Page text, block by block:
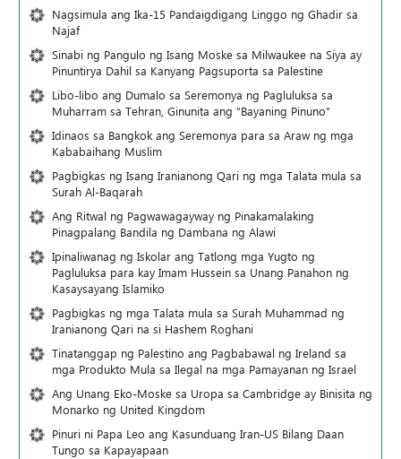
Nagsimula ang Ika-15 Pandaigdigang Linggo ng Ghadir sa
Najaf
Sinabi ng Pangulo ng Isang Moske sa Milwaukee na Siya ay
Pinuntirya Dahil sa Kanyang Pagsuporta sa Palestine
Libo-libo ang Dumalo sa Seremonya ng Pagluluksa sa
Muharram sa Tehran, Ginunita ang “Bayaning Pinuno”
Idinaos sa Bangkok ang Seremonya para sa Araw ng mga
Kababaihang Muslim
Pagbigkas ng Isang Iranianong Qari ng mga Talata mula sa
Surah Al-Baqarah
Ang Ritwal ng Pagwawagayway ng Pinakamalaking
Pinagpalang Bandila ng Dambana ng Alawi
Ipinaliwanag ng Iskolar ang Tatlong mga Yugto ng
Pagluluksa para kay Imam Hussein sa Unang Panahon ng
Kasaysayang Islamiko
Pagbigkas ng mga Talata mula sa Surah Muhammad ng
Iranianong Qari na si Hashem Roghani
Tinatanggap ng Palestino ang Pagbabawal ng Ireland sa
mga Produkto Mula sa Ilegal na mga Pamayanan ng Israel
Ang Unang Eko-Moske sa Uropa sa Cambridge ay Binisita ng
Monarko ng United Kingdom
Pinuri ni Papa Leo ang Kasunduang Iran-US Bilang Daan
Tungo sa Kapayapaan